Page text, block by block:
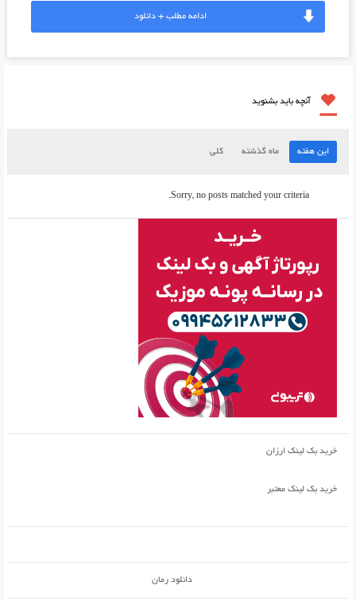
ادامه مطلب + دانلود
آنچه باید بشنوید
این هفته ماه گذشته کلی
Sorry, no posts matched your criteria.
خرید بک لینک ارزان
خرید بک لینک معتبر
دانلود رمان